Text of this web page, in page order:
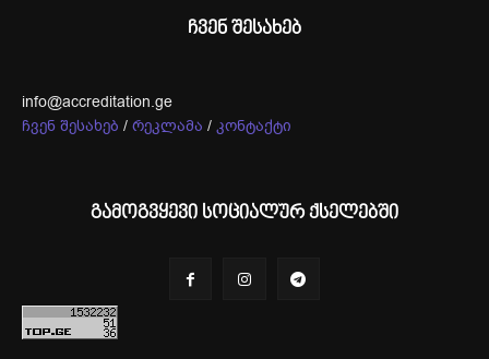
ჩვენ შესახებ
info@accreditation.ge
ჩვენ შესახებ / რეკლამა / კონტაქტი
გამოგვყევი სოციალურ ქსელებში